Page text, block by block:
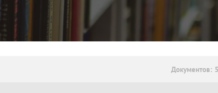
Документов: